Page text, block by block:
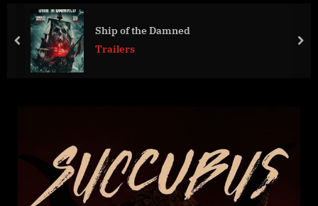
Ship of the Damned
Trailers
prev